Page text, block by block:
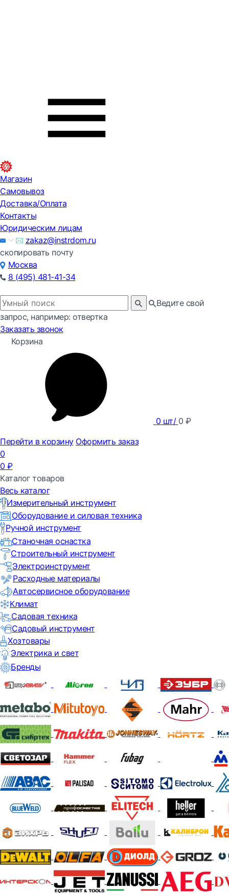
Магазин
Самовывоз
Доставка/Оплата
Контакты
Юридическим лицам
zakaz@instrdom.ru
скопировать почту
Москва
8 (495) 481-41-34
Ведите свой
запрос, например: отвертка
Заказать звонок
Корзина
0 шт/ 0 ₽
Перейти в корзину Оформить заказ
0
0 ₽
Каталог товаров
Весь каталог
Измерительный инструмент
Оборудование и силовая техника
Ручной инструмент
Станочная оснастка
Строительный инструмент
Электроинструмент
Расходные материалы
Автосервисное оборудование
Климат
Садовая техника
Садовый инструмент
Хозтовары
Электрика и свет
Бренды